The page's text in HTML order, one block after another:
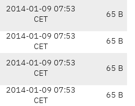
2014-01-09 07:53
CET
65 B
2014-01-09 07:53
CET
65 B
2014-01-09 07:53
CET
65 B
2014-01-09 07:53
CET
65 B